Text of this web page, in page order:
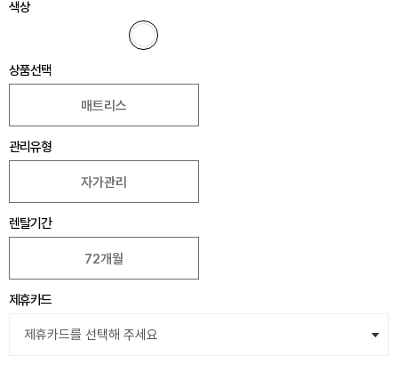
색상
상품선택
매트리스
관리유형
자가관리
렌탈기간
72개월
제휴카드